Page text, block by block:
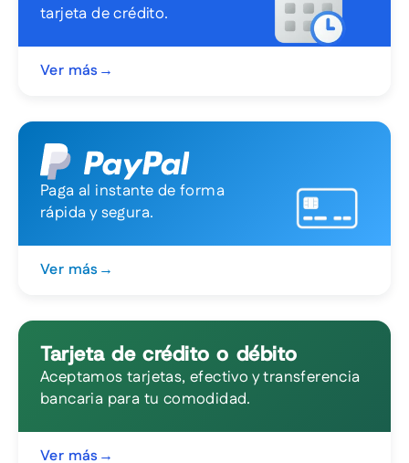
tarjeta de crédito.
Ver más →
Paga al instante de forma
rápida y segura.
Ver más →
Tarjeta de crédito o débito
Aceptamos tarjetas, efectivo y transferencia
bancaria para tu comodidad.
Ver más →